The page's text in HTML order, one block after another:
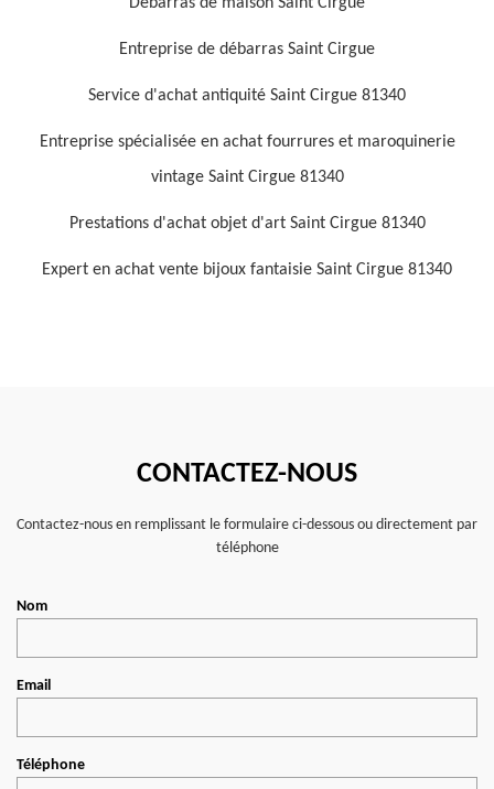
Entreprise de débarras Saint Cirgue
Service d'achat antiquité Saint Cirgue 81340
Entreprise spécialisée en achat fourrures et maroquinerie
vintage Saint Cirgue 81340
Prestations d'achat objet d'art Saint Cirgue 81340
Expert en achat vente bijoux fantaisie Saint Cirgue 81340
CONTACTEZ-NOUS
Contactez-nous en remplissant le formulaire ci-dessous ou directement par
téléphone
Nom
Email
Téléphone